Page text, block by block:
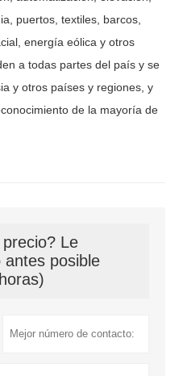
puertos, textiles, barcos,
energía eólica y otros
a todas partes del país y se
y otros países y regiones, y
de la mayoría de
Le
antes posible